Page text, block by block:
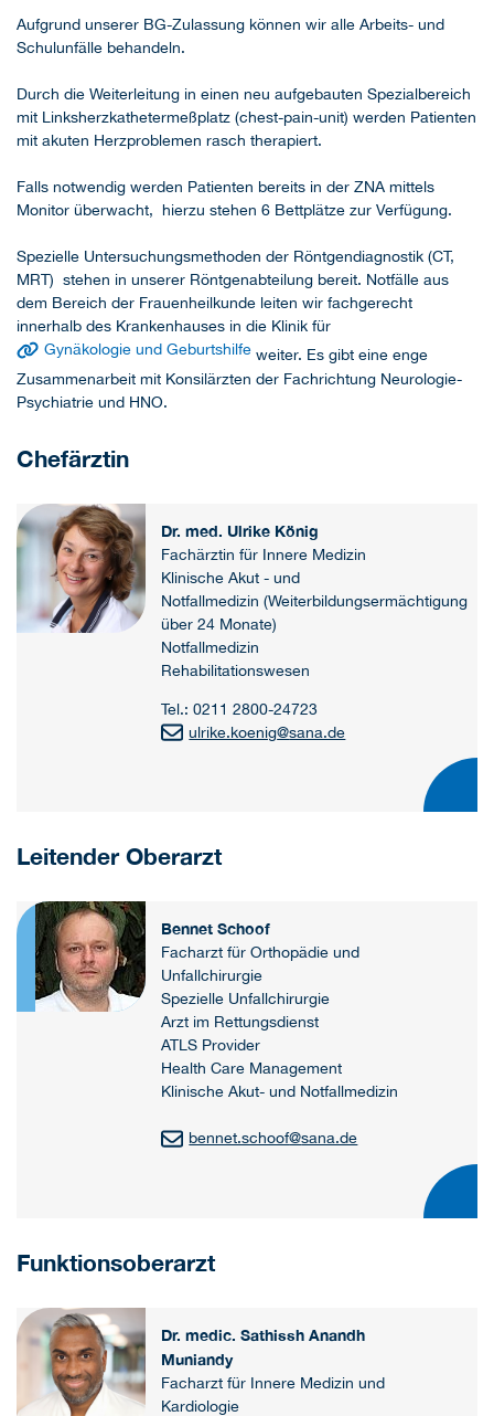
Aufgrund unserer BG-Zulassung können wir alle Arbeits- und
Schulunfälle behandeln.
Durch die Weiterleitung in einen neu aufgebauten Spezialbereich
mit Linksherzkathetermeßplatz (chest-pain-unit) werden Patienten
mit akuten Herzproblemen rasch therapiert.
Falls notwendig werden Patienten bereits in der ZNA mittels
Monitor überwacht, hierzu stehen 6 Bettplätze zur Verfügung.
Spezielle Untersuchungsmethoden der Röntgendiagnostik (CT,
MRT) stehen in unserer Röntgenabteilung bereit. Notfälle aus
dem Bereich der Frauenheilkunde leiten wir fachgerecht
innerhalb des Krankenhauses in die Klinik für
Gynäkologie und Geburtshilfe weiter. Es gibt eine enge
Zusammenarbeit mit Konsilärzten der Fachrichtung Neurologie-
Psychiatrie und HNO.
Chefärztin
Dr. med. Ulrike König
Fachärztin für Innere Medizin
Klinische Akut - und
Notfallmedizin (Weiterbildungsermächtigung
über 24 Monate)
Notfallmedizin
Rehabilitationswesen
Tel.: 0211 2800-24723
ulrike.koenig@sana.de
Leitender Oberarzt
Bennet Schoof
Facharzt für Orthopädie und
Unfallchirurgie
Spezielle Unfallchirurgie
Arzt im Rettungsdienst
ATLS Provider
Health Care Management
Klinische Akut- und Notfallmedizin
bennet.schoof@sana.de
Funktionsoberarzt
Dr. medic. Sathissh Anandh
Muniandy
Facharzt für Innere Medizin und
Kardiologie